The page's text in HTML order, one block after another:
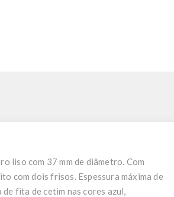
liso com 37 mm de diâmetro. Com
com dois frisos. Espessura máxima de
fita de cetim nas cores azul,